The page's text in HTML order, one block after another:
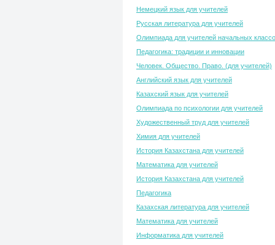
Немецкий язык для учителей
Русская литература для учителей
Олимпиада для учителей начальных
Педагогика: традиции и инновации
Человек. Общество. Право. (для учителей)
Английский язык для учителей
Казахский язык для учителей
Олимпиада по психологии для учителей
Художественный труд для учителей
Химия для учителей
История Казахстана для учителей
Математика для учителей
История Казахстана для учителей
Педагогика
Казахская литература для учителей
Математика для учителей
Информатика для учителей